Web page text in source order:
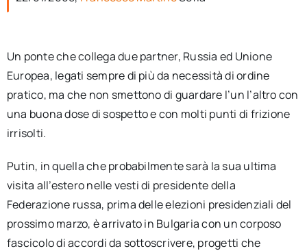
Un ponte che collega due partner, Russia ed Unione
Europea, legati sempre di più da necessità di ordine
pratico, ma che non smettono di guardare l’un l’altro con
una buona dose di sospetto e con molti punti di frizione
irrisolti.
Putin, in quella che probabilmente sarà la sua ultima
visita all’estero nelle vesti di presidente della
Federazione russa, prima delle elezioni presidenziali del
prossimo marzo, è arrivato in Bulgaria con un corposo
fascicolo di accordi da sottoscrivere, progetti che